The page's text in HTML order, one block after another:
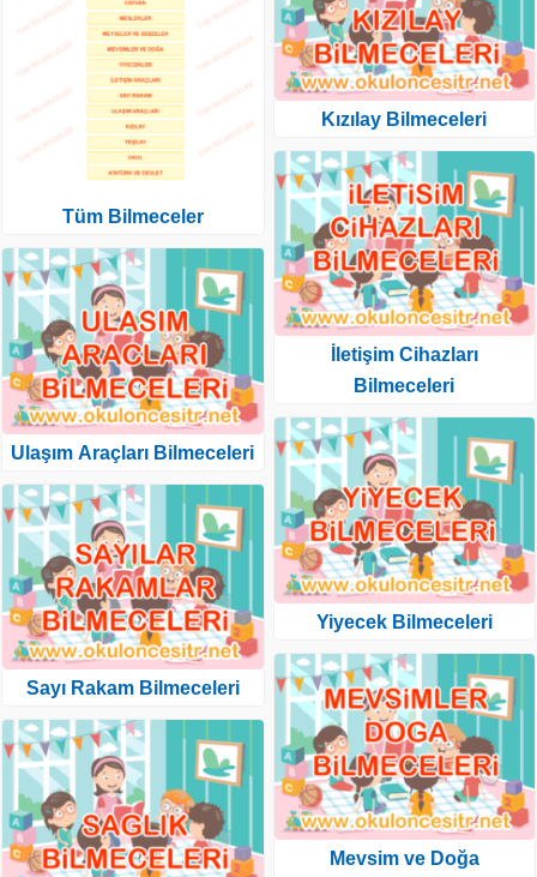
Tüm Bilmeceler
Ulaşım Araçları Bilmeceleri
Sayı Rakam Bilmeceleri
Kızılay Bilmeceleri
İletişim Cihazları
Bilmeceleri
Yiyecek Bilmeceleri
Mevsim ve Doğa